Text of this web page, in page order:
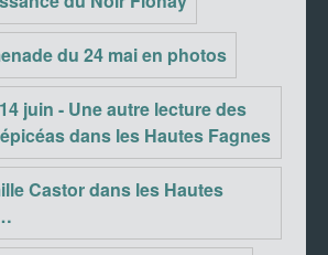
du 24 mai en photos
juin - Une autre lecture des
dans les Hautes Fagnes
Castor dans les Hautes